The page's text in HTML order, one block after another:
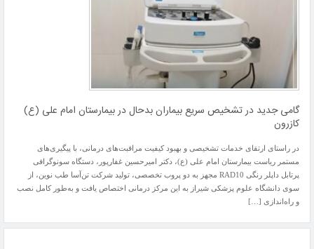
گامی جدید در تشخیص سریع بیماران بدحال در بیمارستان امام علی (ع)
کازرون
در راستای ارتقای خدمات تشخیصی و بهبود کیفیت مراقبت‌های درمانی، با پیگیری‌های
مستمر ریاست بیمارستان امام علی (ع)، دکتر امیرحسین غفارپور، دستگاه سونوگرافی
پرتابل داپلر رنگی RAD10 مجهز به دو پروب تخصصی، تولید شرکت تن‌آسا طب نوین، از
سوی دانشگاه علوم پزشکی شیراز به این مرکز درمانی اختصاص یافت و به‌طور کامل نصب
و راه‌اندازی […]